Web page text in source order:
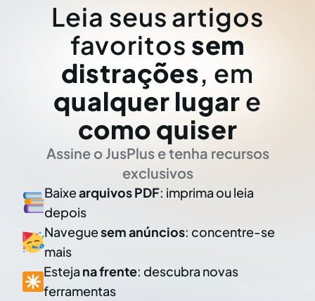
Leia seus artigos
favoritos sem
distrações, em
qualquer lugar e
como quiser
Assine o JusPlus e tenha recursos
exclusivos
Baixearquivos PDF: imprima ou leia
depois
Naveguesem anúncios: concentre-se
mais
Esteja na frente: descubra novas
ferramentas